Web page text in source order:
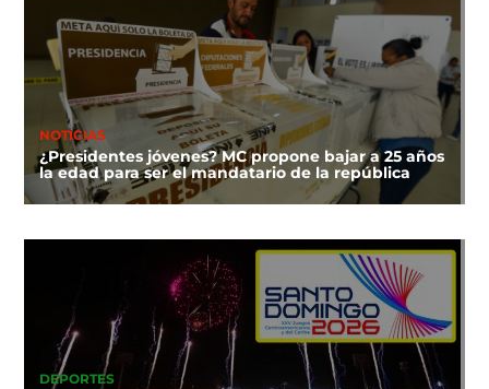
NOTICIAS
¿Presidentes jóvenes? MC propone bajar a 25 años
la edad para ser el mandatario de la república
DEPORTES